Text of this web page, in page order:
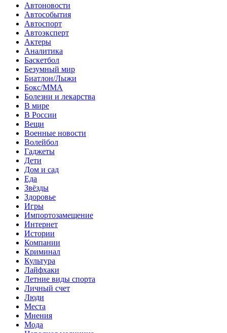
Автоновости
Автособытия
Автоспорт
Автоэксперт
Актеры
Аналитика
Баскетбол
Безумный мир
Биатлон/Лыжи
Бокс/MMA
Болезни и лекарства
В мире
В России
Вещи
Военные новости
Волейбол
Гаджеты
Дети
Дом и сад
Еда
Звёзды
Здоровье
Игры
Импортозамещение
Интернет
Истории
Компании
Криминал
Культура
Лайфхаки
Летние виды спорта
Личный счет
Люди
Места
Мнения
Мода